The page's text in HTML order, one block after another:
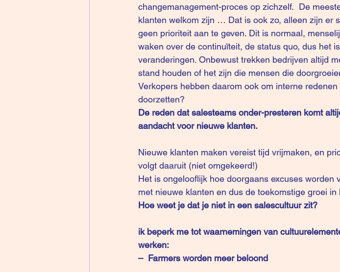
changemanagement-proces op zichzelf.  De
klanten welkom zijn … Dat is ook zo, alleen zijn er
geen prioriteit aan te geven. Dit is normaal,
waken over de continuïteit, de status quo, dus het
veranderingen. Onbewust trekken bedrijven altijd
stand houden of het zijn die mensen die
Verkopers hebben daarom ook om interne
doorzetten?
De reden dat salesteams onder-presteren komt
aandacht voor nieuwe klanten.
Nieuwe klanten maken vereist tijd vrijmaken, en
volgt daaruit (niet omgekeerd!)
Het is ongelooflijk hoe doorgaans excuses
met nieuwe klanten en dus de toekomstige groei
Hoe weet je dat je niet in een salescultuur zit?
ik beperk me tot waarnemingen van
werken:
–  Farmers worden meer beloond